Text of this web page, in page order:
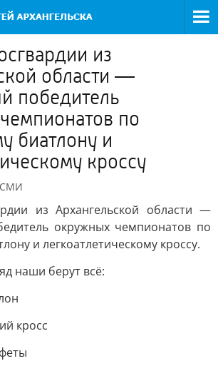
из
области —
победитель
по
биатлону и
кроссу
СМИ
из Архангельской области —
окружных чемпионатов по
и легкоатлетическому кроссу.
наши берут всё:
кросс